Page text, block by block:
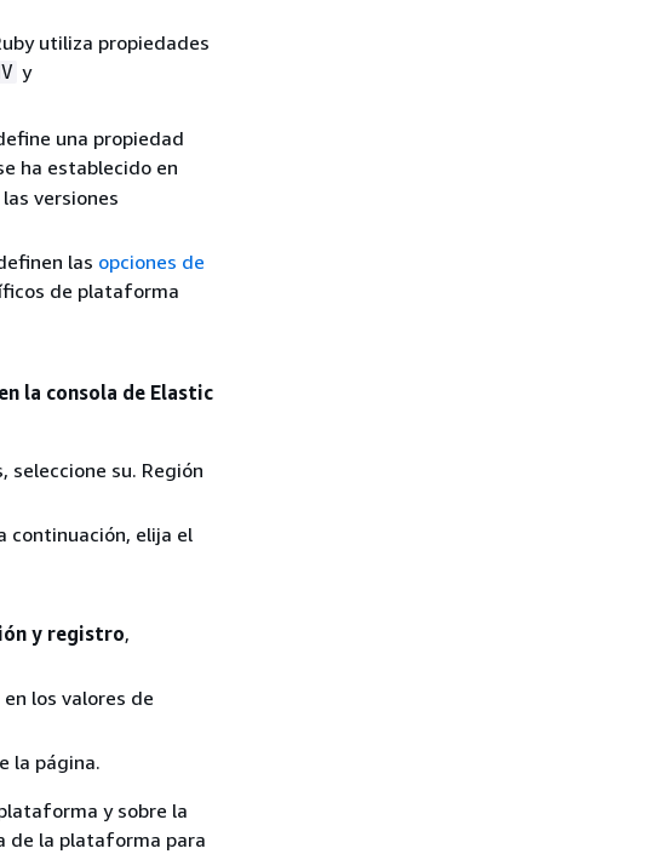
utiliza propiedades
y
una propiedad
ha establecido en
versiones
las opciones de
de plataforma
la consola de Elastic
seleccione su. Región
continuación, elija el
y registro,
los valores de
la página.
y sobre la
de la plataforma para